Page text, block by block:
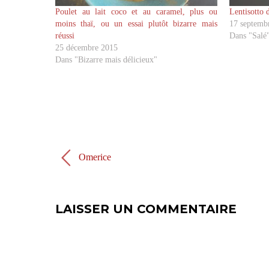
u
r
T
w
i
t
t
e
e
l
u
r
a
e
b
o
s
u
v
e
Poulet au lait coco et au caramel, plus ou
moins thaï, ou un essai plutôt bizarre mais
réussi
25 décembre 2015
Dans "Bizarre mais délicieux"
Lentisotto
17
Dans "Salé"
Omerice
LAISSER UN COMMENTAIRE